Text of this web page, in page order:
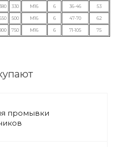
330 М16 6 36-46 53
500 М16 6 47-70 62
750 М16 6 71-105 75
промывки